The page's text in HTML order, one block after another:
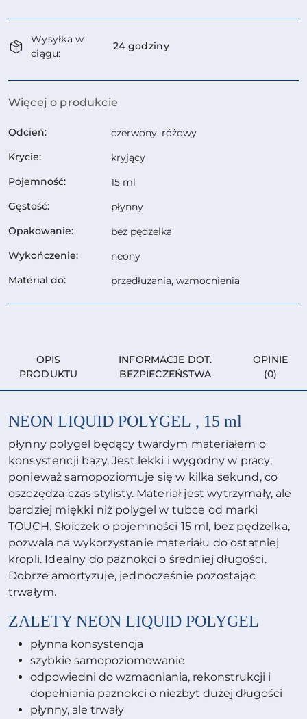
Dostępność
i
dostawa
Wysyłka w
ciągu:
24 godziny
Więcej o produkcie
Odcień:
czerwony, różowy
Krycie:
kryjący
Pojemność:
15 ml
Gęstość:
płynny
Opakowanie:
bez pędzelka
Wykończenie:
neony
Material do:
przedłużania, wzmocnienia
OPIS
PRODUKTU
INFORMACJE DOT.
BEZPIECZEŃSTWA
OPINIE
(0)
NEON LIQUID POLYGEL , 15 ml
płynny polygel będący twardym materiałem o
konsystencji bazy. Jest lekki i wygodny w pracy,
ponieważ samopoziomuje się w kilka sekund, co
oszczędza czas stylisty. Materiał jest wytrzymały, ale
bardziej miękki niż polygel w tubce od marki
TOUCH. Słoiczek o pojemności 15 ml, bez pędzelka,
pozwala na wykorzystanie materiału do ostatniej
kropli. Idealny do paznokci o średniej długości.
Dobrze amortyzuje, jednocześnie pozostając
trwałym.
ZALETY NEON LIQUID POLYGEL
płynna konsystencja
szybkie samopoziomowanie
odpowiedni do wzmacniania, rekonstrukcji i
dopełniania paznokci o niezbyt dużej długości
płynny, ale trwały